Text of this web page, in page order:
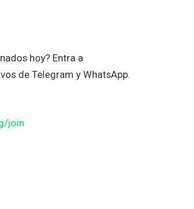
hoy? Entra a
de Telegram y WhatsApp.
join